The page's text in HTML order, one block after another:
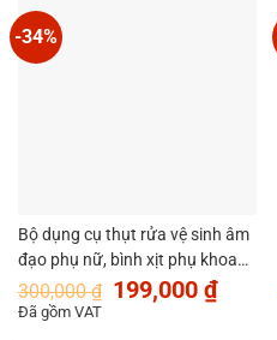
-34%
Bộ dụng cụ thụt rửa vệ sinh âm
đạo phụ nữ, bình xịt phụ khoa
chăm sóc vùng kín MySun
Hydra
300,000₫ Giá
gốc
199,000 ₫Giá
hiện
Đã gồm VAT